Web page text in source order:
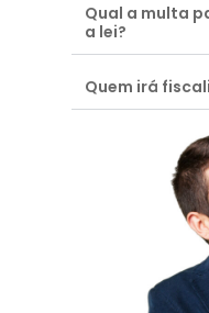
Qual a multa
a lei?
Quem irá